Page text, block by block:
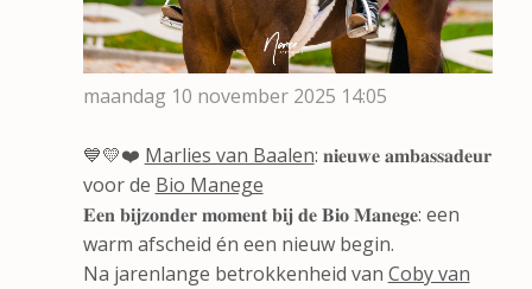
maandag 10 november 2025 14:05
💙💛❤️ Marlies van Baalen: 𝐧𝐢𝐞𝐮𝐰𝐞 𝐚𝐦𝐛𝐚𝐬𝐬𝐚𝐝𝐞𝐮𝐫
voor de Bio Manege
𝐄𝐞𝐧 𝐛𝐢𝐣𝐳𝐨𝐧𝐝𝐞𝐫 𝐦𝐨𝐦𝐞𝐧𝐭 𝐛𝐢𝐣 𝐝𝐞 𝐁𝐢𝐨 𝐌𝐚𝐧𝐞𝐠𝐞: een
warm afscheid én een nieuw begin.
Na jarenlange betrokkenheid van Coby van